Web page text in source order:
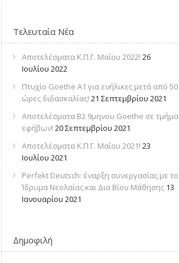
Τελευταία Νέα
Αποτελέσματα Κ.Π.Γ. Μαΐου 2022! 26
Ιουλίου 2022
Πτυχίο Goethe Α1 για ενήλικες μετά από 50
ώρες διδασκαλίας! 21 Σεπτεμβρίου 2021
Αποτελέσματα Β2 9μηνου Goethe σε τμήμα
εφήβων! 20 Σεπτεμβρίου 2021
Αποτελέσματα Κ.Π.Γ. Μαΐου 2021! 23
Ιουλίου 2021
Perfekt Deutsch: έναρξη συνεργασίας με το
Ίδρυμα Νεολαίας και Δια Βίου Μάθησης 13
Ιανουαρίου 2021
Δημοφιλή